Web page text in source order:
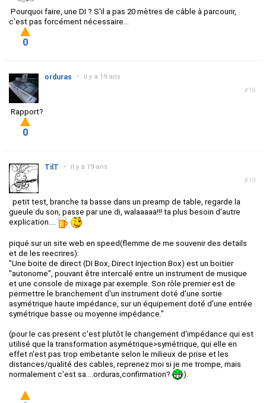
Pourquoi faire, une DI ? S'il a pas 20 mètres de câble à parcourir,
c'est pas forcément nécessaire...
0
#18
orduras • il y a 19 ans
Rapport?
0
#19
TilT • il y a 19 ans
petit test, branche ta basse dans un preamp de table, regarde la
gueule du son, passe par une di, walaaaaa!!! ta plus besoin d'autre
explication....
piqué sur un site web en speed(flemme de me souvenir des details
et de les reecrires):
"Une boite de direct (DI Box, Direct Injection Box) est un boitier
"autonome", pouvant être intercalé entre un instrument de musique
et une console de mixage par exemple. Son rôle premier est de
permettre le branchement d'un instrument doté d'une sortie
asymétrique haute impédance, sur un équipement doté d'une entrée
symétrique basse ou moyenne impédance."
(pour le cas present c'est plutôt le changement d'impédance qui est
utilisé que la transformation asymétrique>symétrique, qui elle en
effet n'est pas trop embetante selon le milieux de prise et les
distances/qualité des cables, reprenez moi si je me trompe, mais
normalement c'est sa....orduras,confirmation?
).